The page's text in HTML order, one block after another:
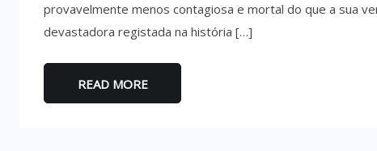
provavelmente menos contagiosa e mortal do que a sua
devastadora registada na história […]
READ MORE